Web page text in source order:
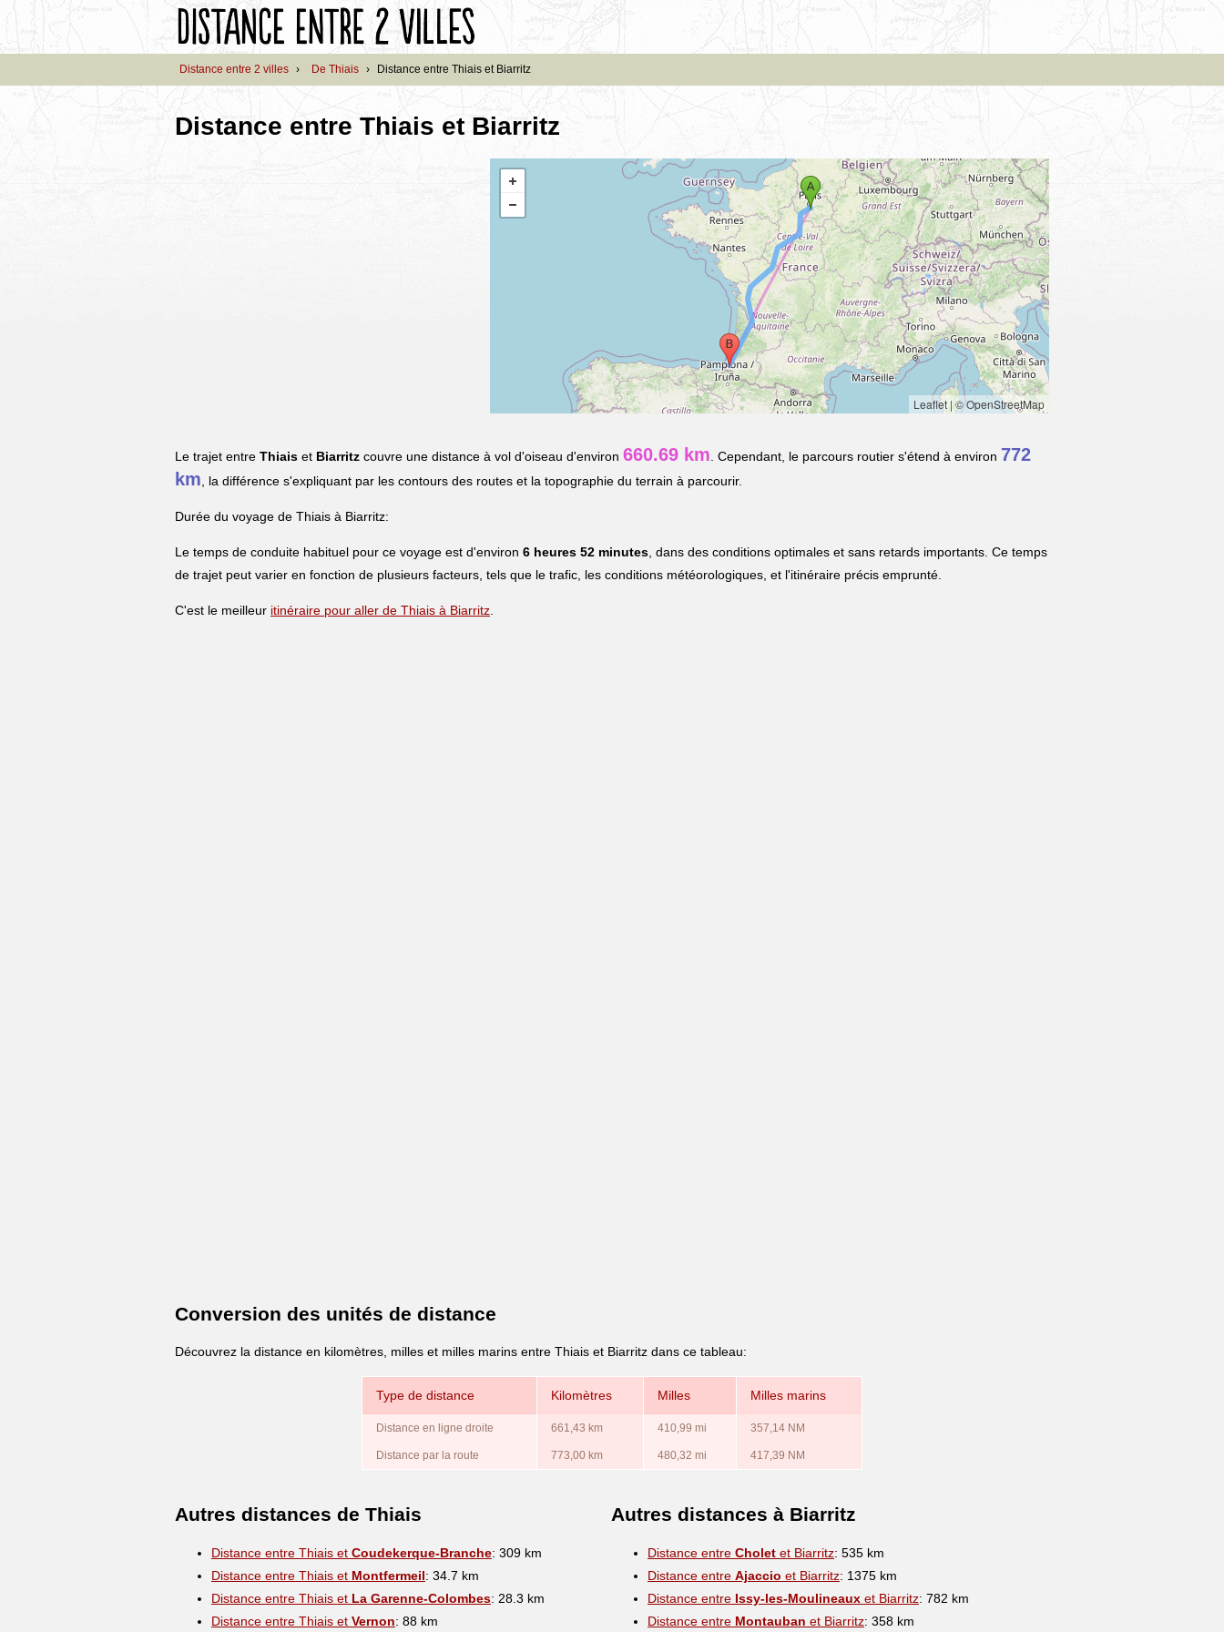
Distance entre 2 villes › De Thiais › Distance entre Thiais et Biarritz
Distance entre Thiais et Biarritz
Leaflet| © OpenStreetMap
Le trajet entre Thiais et Biarritz couvre une distance à vol d'oiseau d'environ 660.69 km . Cependant, le parcours routier s'étend à environ 772
km , la différence s'expliquant par les contours des routes et la topographie du terrain à parcourir.
Durée du voyage de Thiais à Biarritz:
Le temps de conduite habituel pour ce voyage est d'environ 6 heures 52 minutes , dans des conditions optimales et sans retards importants. Ce temps
de trajet peut varier en fonction de plusieurs facteurs, tels que le trafic, les conditions météorologiques, et l'itinéraire précis emprunté.
C'est le meilleur itinéraire pour aller de Thiais à Biarritz
Conversion des unités de distance
Découvrez la distance en kilomètres, milles et milles marins entre Thiais et Biarritz dans ce tableau:
Type de distance Kilomètres Milles Milles marins
Distance en ligne droite 661,43 km 410,99 mi 357,14 NM
Distance par la route 773,00 km 480,32 mi 417,39 NM
Autres distances de Thiais
Distance entre Thiais et Coudekerque-Branche: 309 km
Distance entre Thiais et Montfermeil: 34.7 km
Distance entre Thiais et La Garenne-Colombes: 28.3 km
Distance entre Thiais et Vernon: 88 km
Autres distances à Biarritz
Distance entre Cholet et Biarritz: 535 km
Distance entre Ajaccio et Biarritz: 1375 km
Distance entre Issy-les-Moulineaux et Biarritz: 782 km
Distance entre Montauban et Biarritz: 358 km